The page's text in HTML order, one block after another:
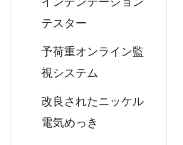
テスター
予荷重オンライン監
視システム
改良されたニッケル
電気めっき